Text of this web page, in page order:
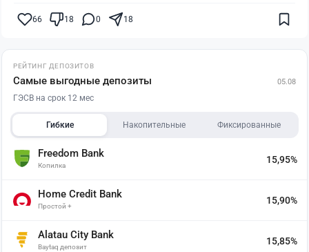
66 18 0 18
РЕЙТИНГ ДЕПОЗИТОВ
Самые выгодные депозиты 05.08
ГЭСВ на срок 12 мес
Гибкие Накопительные Фиксированные
Freedom Bank
Копилка
15,95%
Home Credit Bank
Простой +
15,90%
Alatau City Bank
Baytaq депозит
15,85%